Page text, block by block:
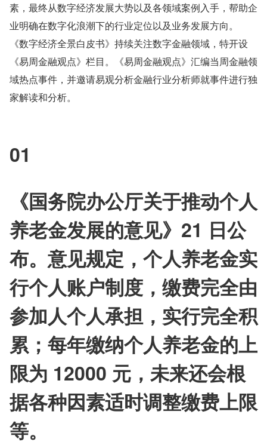
素，最终从数字经济发展大势以及各领域案例入手，帮助企
业明确在数字化浪潮下的行业定位以及业务发展方向。
《数字经济全景白皮书》持续关注数字金融领域，特开设
《易周金融观点》栏目。《易周金融观点》汇编当周金融领
域热点事件，并邀请易观分析金融行业分析师就事件进行独
家解读和分析。
01
《国务院办公厅关于推动个人
养老金发展的意见》21 日公
布。意见规定，个人养老金实
行个人账户制度，缴费完全由
参加人个人承担，实行完全积
累；每年缴纳个人养老金的上
限为 12000 元，未来还会根
据各种因素适时调整缴费上限
等。